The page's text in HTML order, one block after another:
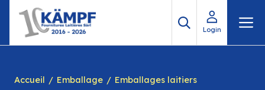
contenu
Login
Accueil Emballage Emballages laitiers